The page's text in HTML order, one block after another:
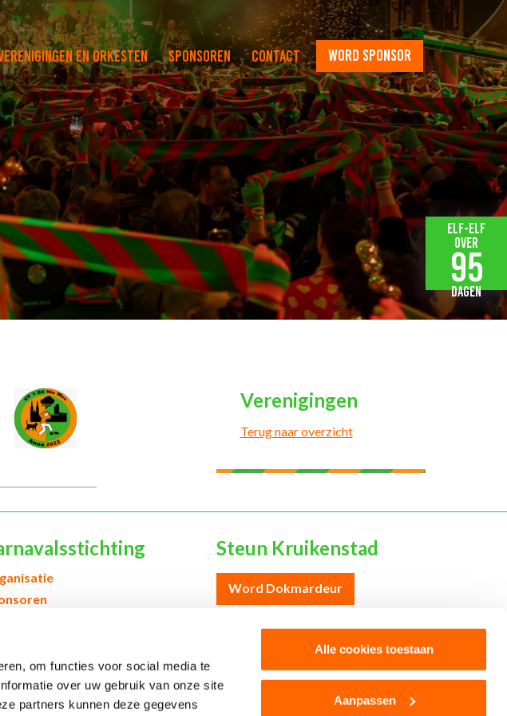
om functies voor social media te
over uw gebruik van onze site
partners kunnen deze gegevens
Alle cookies toestaan
Aanpassen
en orkesten Sponsoren Contact word sponsor
Verenigingen
Terug naar overzicht
Elf-elf
over
95
dagen
Steun Kruikenstad
Word Dokmardeur
Word sponsor
Disclaimer Privacy